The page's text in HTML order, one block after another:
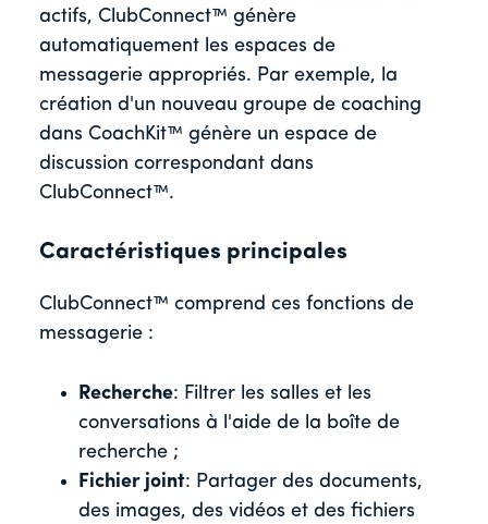
actifs, ClubConnect™ génère
automatiquement les espaces de
messagerie appropriés. Par exemple, la
création d'un nouveau groupe de coaching
dans CoachKit™ génère un espace de
discussion correspondant dans
ClubConnect™.
Caractéristiques principales
ClubConnect™ comprend ces fonctions de
messagerie :
Recherche: Filtrer les salles et les
conversations à l'aide de la boîte de
recherche ;
Fichier joint: Partager des documents,
des images, des vidéos et des fichiers